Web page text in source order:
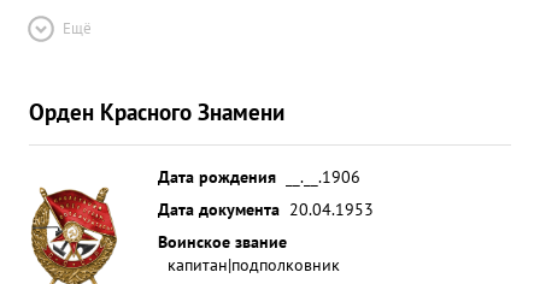
Ещё
Орден Красного Знамени
Дата рождения
__.__.1906
Дата документа 20.04.1953
Воинское звание
капитан|подполковник